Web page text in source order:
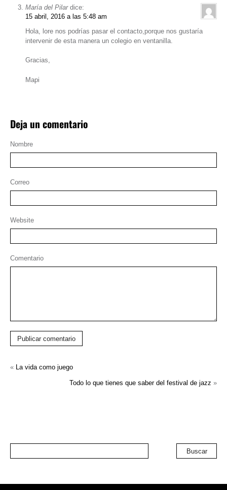
María del Pilar dice:
15 abril, 2016 a las 5:48 am
Hola, lore nos podrías pasar el contacto,porque nos gustaría
intervenir de esta manera un colegio en ventanilla.
Gracias,
Mapi
Deja un comentario
Nombre
Correo
Website
Comentario
Publicar comentario
« La vida como juego
Todo lo que tienes que saber del festival de jazz »
Buscar